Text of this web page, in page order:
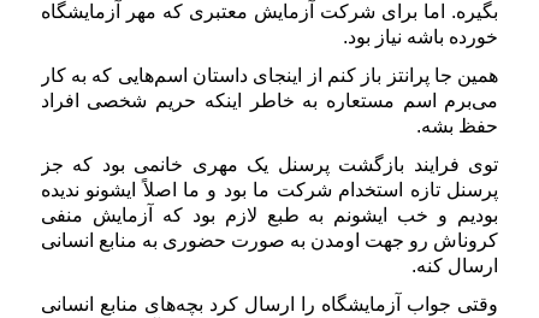
بگیره. اما برای شرکت آزمایش معتبری که مهر آزمایشگاه
خورده باشه نیاز بود.
همین جا پرانتز باز کنم از اینجای داستان اسم‌هایی که به کار
می‌برم اسم مستعاره به خاطر اینکه حریم شخصی افراد
حفظ بشه.
توی فرایند بازگشت پرسنل یک مهری خانمی بود که جز
پرسنل تازه استخدام شرکت ما بود و ما اصلاً ایشونو ندیده
بودیم و خب ایشونم به طبع لازم بود که آزمایش منفی
کروناش رو جهت اومدن به صورت حضوری به منابع انسانی
ارسال کنه.
وقتی جواب آزمایشگاه را ارسال کرد بچه‌های منابع انسانی